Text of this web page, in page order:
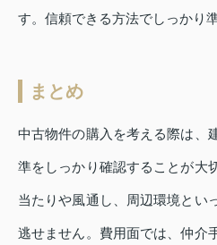
す。信頼できる方法でしっかり
まとめ
中古物件の購入を考える際は、
準をしっかり確認することが大
当たりや風通し、周辺環境とい
逃せません。費用面では、仲介